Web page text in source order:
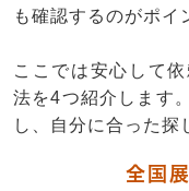
も確認するのがポイ
ここでは安心して
法を4つ紹介します
し、自分に合った探
全国